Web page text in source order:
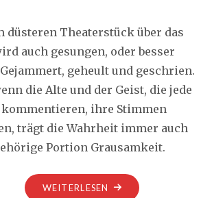
düsteren Theaterstück über das
auch gesungen, oder besser
geheult und geschrien.
die Alte und der Geist, die jede
kommentieren, ihre Stimmen
trägt die Wahrheit immer auch
Portion Grausamkeit.
WEITERLESEN
„EIN